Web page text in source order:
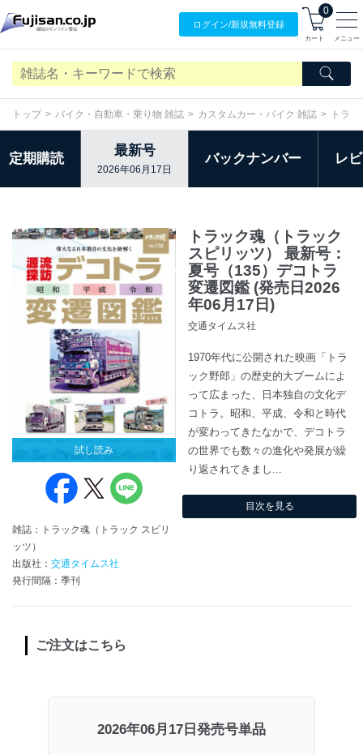
ログイン/新規無料登録
0
カート メニュー
トップ バイク・自動車・乗り物 雑誌 カスタムカー・バイク 雑誌 トラ
定期購読
最新号
2026年06月17日
バックナンバー レ
試し読み
雑誌：トラック魂（トラック スピリ
ッツ）
出版社： 交通タイムス社
発行間隔：季刊
トラック魂（トラック
スピリッツ） 最新号：
夏号（135）デコトラ
変遷図鑑 (発売日2026
年06月17日)
交通タイムス社
1970年代に公開された映画「トラ
ック野郎」の歴史的大ブームによ
って広まった、日本独自の文化デ
コトラ。昭和、平成、令和と時代
が変わってきたなかで、デコトラ
の世界でも数々の進化や発展が繰
り返されてきまし...
目次を見る
ご注文はこちら
2026年06月17日発売号単品